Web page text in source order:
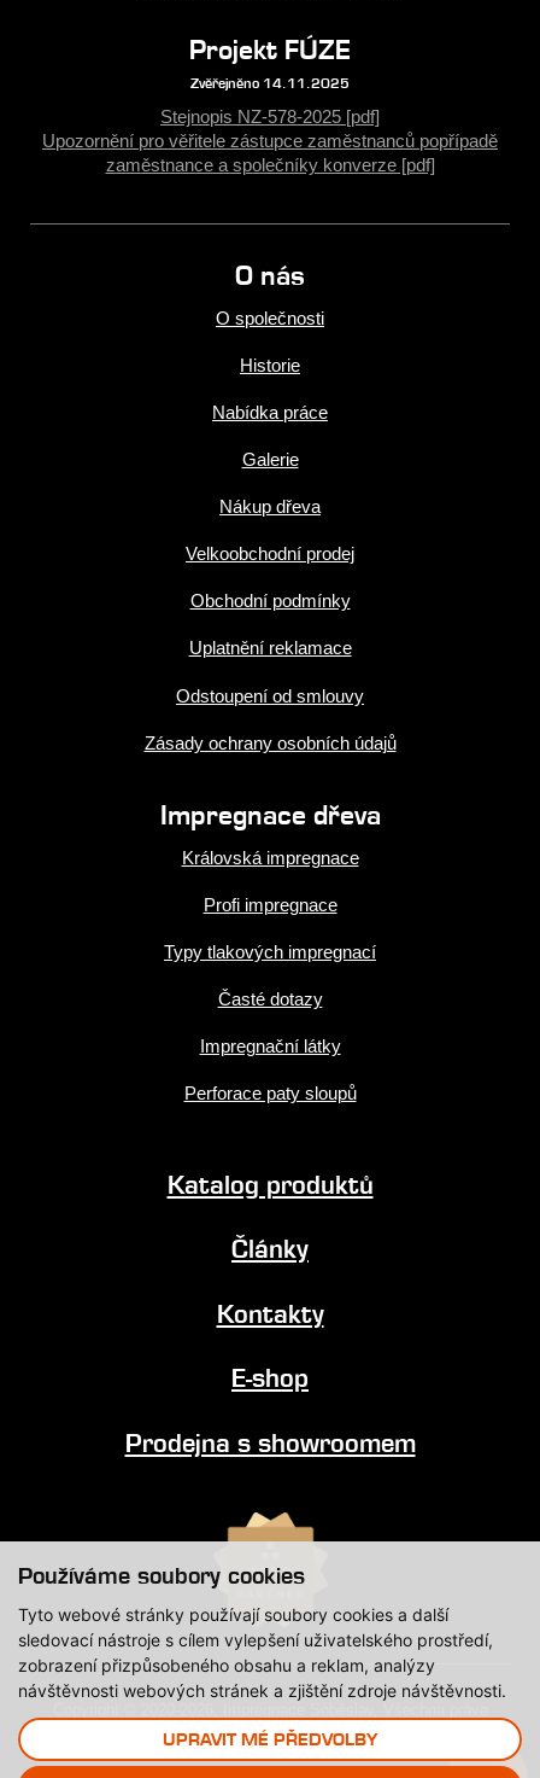
Používáme soubory cookies
Tyto webové stránky používají soubory cookies a další
sledovací nástroje s cílem vylepšení uživatelského prostředí,
zobrazení přizpůsobeného obsahu a reklam, analýzy
návštěvnosti webových stránek a zjištění zdroje návštěvnosti.
UPRAVIT MÉ PŘEDVOLBY
Projekt FÚZE
Zvěřejněno 14.11.2025
Stejnopis NZ-578-2025 [pdf]
Upozornění pro věřitele zástupce zaměstnanců popřípadě
zaměstnance a společníky konverze [pdf]
O nás
O společnosti
Historie
Nabídka práce
Galerie
Nákup dřeva
Velkoobchodní prodej
Obchodní podmínky
Uplatnění reklamace
Odstoupení od smlouvy
Zásady ochrany osobních údajů
Impregnace dřeva
Královská impregnace
Profi impregnace
Typy tlakových impregnací
Časté dotazy
Impregnační látky
Perforace paty sloupů
Katalog produktů
Články
Kontakty
E-shop
Prodejna s showroomem
vyhrazena.